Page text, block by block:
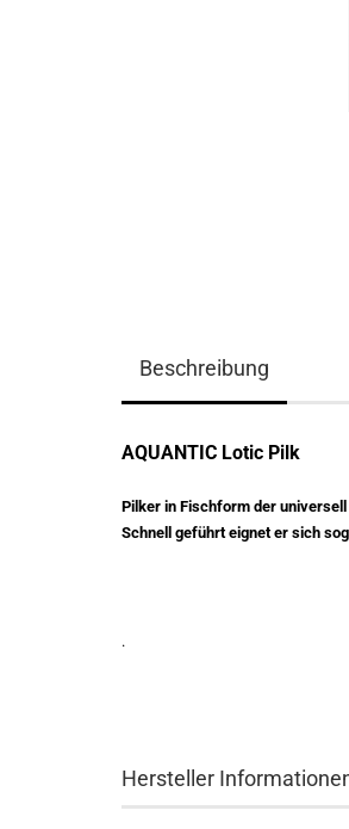
Beschreibung
AQUANTIC Lotic Pilk
Pilker in Fischform der
Schnell geführt eignet er sich
.
Hersteller